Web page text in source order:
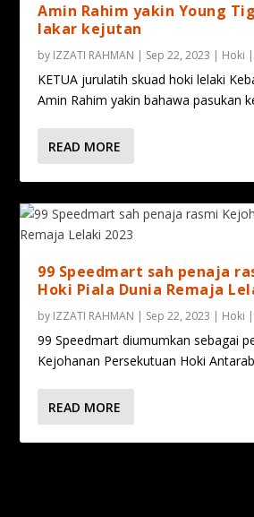
Amin Rahim yakin Young
lakar kejutan
by IZZATI RAHMAN | Sep 22, 2023 | Hoki |
KETUA jurulatih skuad hoki lelaki
Amin Rahim yakin bahawa pasukan
READ MORE
99 Speedmart sah penaja
Hoki Piala Dunia Remaja
by IZZATI RAHMAN | Sep 22, 2023 | Hoki |
99 Speedmart diumumkan sebagai
Kejohanan Persekutuan Hoki
READ MORE